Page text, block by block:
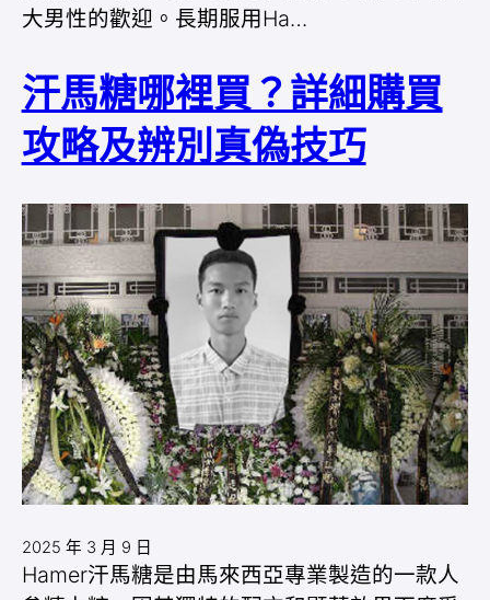
大男性的歡迎。長期服用Ha…
汗馬糖哪裡買？詳細購買
攻略及辨別真偽技巧
2025 年 3 月 9 日
Hamer汗馬糖是由馬來西亞專業製造的一款人